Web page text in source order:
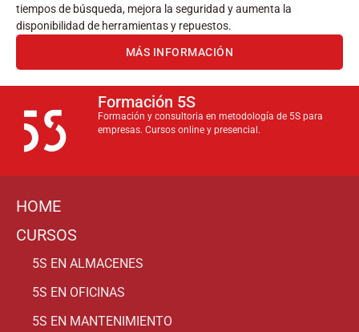
tiempos de búsqueda, mejora la seguridad y aumenta la
disponibilidad de herramientas y repuestos.
MÁS INFORMACIÓN
Formación 5S
Formación y consultoria en metodología de 5S para
empresas. Cursos online y presencial.
HOME
CURSOS
5S EN ALMACENES
5S EN OFICINAS
5S EN MANTENIMIENTO